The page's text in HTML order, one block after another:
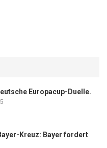
Europacup-Duelle.
Kreuz: Bayer fordert